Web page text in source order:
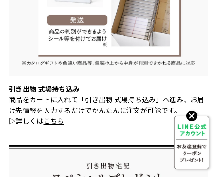
引き出物 式場持ち込み
商品をカートに入れて「引き出物 式場持ち込み」へ進み、お届
け先情報を入力するだけでかんたんに注文が可能です。
▷詳しくはこちら